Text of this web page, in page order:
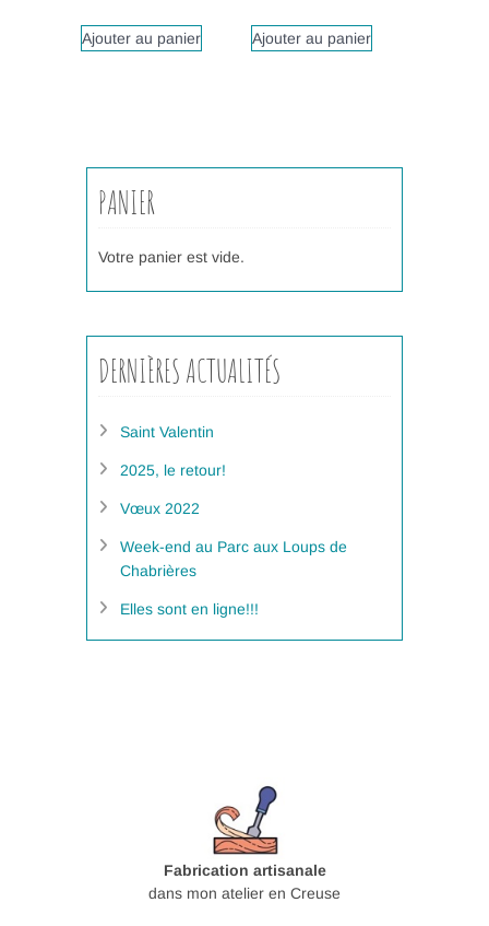
Ajouter au panier Ajouter au panier
PANIER
Votre panier est vide.
DERNIÈRES ACTUALITÉS
Saint Valentin
2025, le retour!
Vœux 2022
Week-end au Parc aux Loups de
Chabrières
Elles sont en ligne!!!
Fabrication artisanale
dans mon atelier en Creuse